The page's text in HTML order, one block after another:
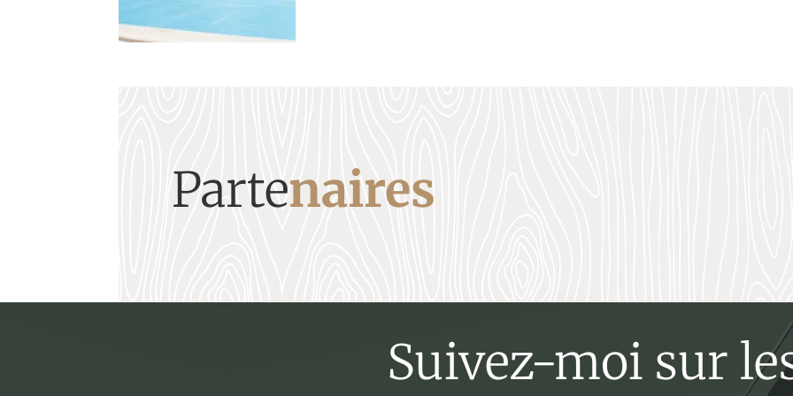
Partenaires
Suivez-moi sur